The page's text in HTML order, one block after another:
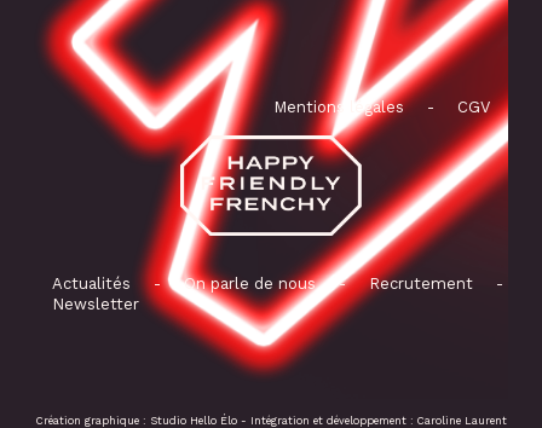
Mentions légales - CGV
Actualités - On parle de nous - Recrutement
-
Newsletter
Création graphique : Studio Hello Élo- Intégration et développement : Caroline Laurent